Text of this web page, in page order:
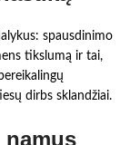
spausdinimo
tikslumą ir tai,
dirbs sklandžiai.
namus